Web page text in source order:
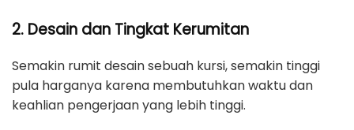
2. Desain dan Tingkat Kerumitan
Semakin rumit desain sebuah kursi, semakin tinggi
pula harganya karena membutuhkan waktu dan
keahlian pengerjaan yang lebih tinggi.